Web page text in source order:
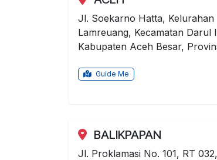
Jl. Soekarno Hatta, Kelurahan
Lamreuang, Kecamatan Darul
Kabupaten Aceh Besar,
Guide Me
BALIKPAPAN
Jl. Proklamasi No. 101, RT 032,